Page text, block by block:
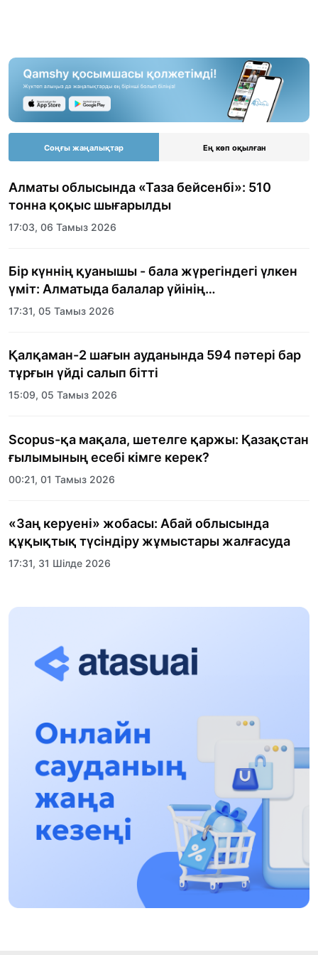
Соңғы жаңалықтар Ең көп оқылған
Алматы облысында «Таза бейсенбі»: 510
тонна қоқыс шығарылды
17:03, 06 Тамыз 2026
Бір күннің қуанышы - бала жүрегіндегі үлкен
үміт: Алматыда балалар үйінің
тәрбиеленушілеріне мерекелік күн
17:31, 05 Тамыз 2026
Қалқаман-2 шағын ауданында 594 пәтері бар
тұрғын үйді салып бітті
15:09, 05 Тамыз 2026
Scopus-қа мақала, шетелге қаржы: Қазақстан
ғылымының есебі кімге керек?
00:21, 01 Тамыз 2026
«Заң керуені» жобасы: Абай облысында
құқықтық түсіндіру жұмыстары жалғасуда
17:31, 31 Шілде 2026
Халықаралық «Формула-1 H2O» жарысын
13:13, 30 Шілде 2026
12:01, 28 Шілде 2026
Абзал Достияр: Думан Мұхаметкәрімді
Алматы түрмесіне ауыстыруы мүмкін
16:15, 27 Шілде 2026
Өскенбай Құлатайұлы: Руханиятқа қызмет
17:46, 26 Шілде 2026